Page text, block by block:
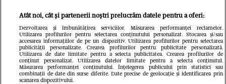
Citește în continuare
Atât noi, cât și partenerii noștri prelucrăm datele pentru a oferi:
Dezvoltarea și îmbunătățirea serviciilor. Măsurarea performanței reclamelor.
Utilizarea profilurilor pentru selectarea conținutului personalizat. Stocarea și/sau
accesarea informațiilor de pe un dispozitiv. Utilizarea profilurilor pentru selectarea
publicității personalizate. Crearea profilurilor pentru publicitate personalizată.
Utilizarea de date limitate pentru a selecta publicitatea. Crearea profilurilor de
conținut personalizat. Utilizarea datelor limitate pentru a selecta conținutul.
Măsurarea performanței conținutului. Înțelegerea publicului prin statistici sau
combinații de date din surse diferite. Date precise de geolocație și identificarea prin
scanarea dispozitivului.